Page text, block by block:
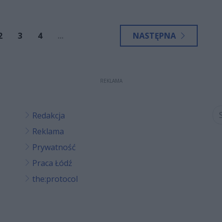
3 4 ... NASTĘPNA
REKLAMA
Redakcja
Reklama
Prywatność
Praca Łódź
the:protocol